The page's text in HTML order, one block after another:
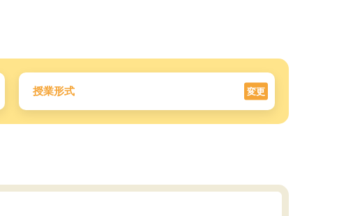
授業形式 変更